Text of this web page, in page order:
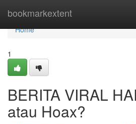
bookmarkextent
Home
Home
1
BERITA VIRAL
atau Hoax?